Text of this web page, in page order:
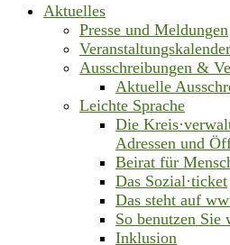
Aktuelles
Presse und Meldungen
Veranstaltungskalender
Ausschreibungen &
Aktuelle
Leichte Sprache
Die
Adressen und
Beirat für
Das Sozial·ticket
Das steht auf
So benutzen
Inklusion